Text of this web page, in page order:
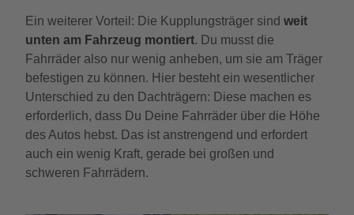
Ein weiterer Vorteil: Die Kupplungsträger sind weit
unten am Fahrzeug montiert. Du musst die
Fahrräder also nur wenig anheben, um sie am Träger
befestigen zu können. Hier besteht ein wesentlicher
Unterschied zu den Dachträgern: Diese machen es
erforderlich, dass Du Deine Fahrräder über die Höhe
des Autos hebst. Das ist anstrengend und erfordert
auch ein wenig Kraft, gerade bei großen und
schweren Fahrrädern.